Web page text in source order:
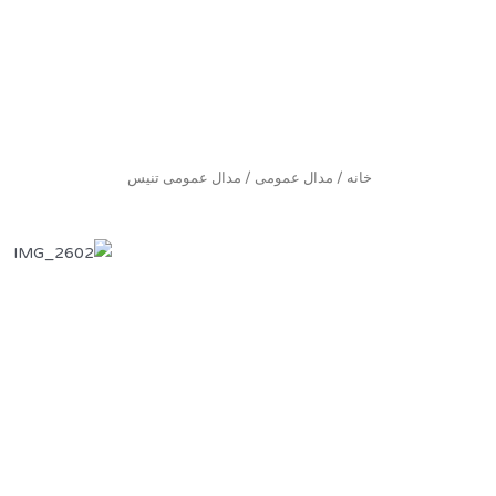
خانه / مدال عمومی / مدال عمومی تنیس